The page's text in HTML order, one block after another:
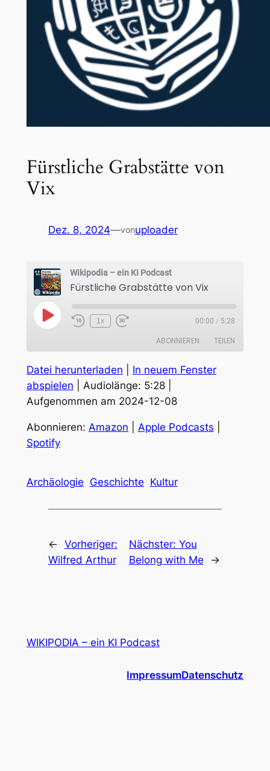
Fürstliche Grabstätte von
Vix
Dez. 8, 2024—vonuploader
Wikipodia – ein KI Podcast
Fürstliche Grabstätte von Vix
Play
Episode
1x 00:00 / 5:28
ABONNIEREN TEILEN
Amazon Apple Podcasts
TEILEN
LINK
EMBED
Datei herunterladen
In neuem Fenster
abspielen
Audiolänge: 5:28|
Aufgenommen am 2024-12-08
Abonnieren: Amazon Apple Podcasts
Spotify
Archäologie Geschichte Kultur
← Vorheriger:
Wilfred Arthur
Nächster: You
Belong with Me
→
WIKIPODIA – ein KI Podcast
ImpressumDatenschutz